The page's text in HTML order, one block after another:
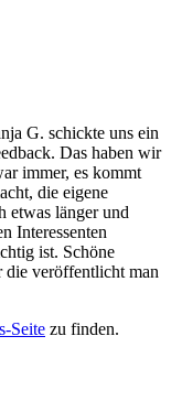
G. schickte uns ein
Das haben wir
immer, es kommt
die eigene
etwas länger und
Interessenten
ist. Schöne
die veröffentlicht man
Seite zu finden.